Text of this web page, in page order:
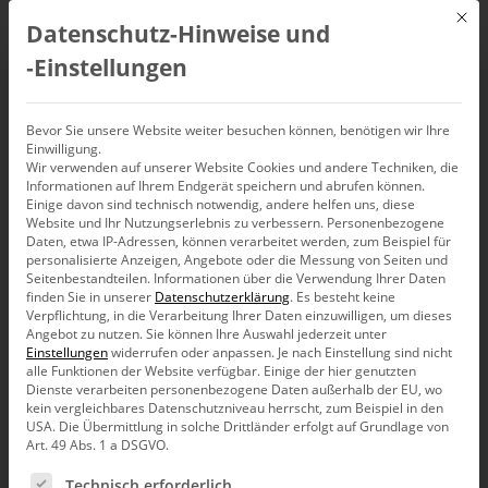
Webinar: DeltaMaster
ETL
15. April 2025, 10:00– 11:00Uhr
Mit
Datenschutz-Hinweise und
‑Einstellungen
Bevor Sie unsere Website weiter besuchen können, benötigen wir Ihre
Einwilligung.
Wir verwenden auf unserer Website Cookies und andere Techniken, die
Informationen auf Ihrem Endgerät speichern und abrufen können.
Einige davon sind technisch notwendig, andere helfen uns, diese
Website und Ihr Nutzungserlebnis zu verbessern. Personenbezogene
Daten, etwa IP-Adressen, können verarbeitet werden, zum Beispiel für
personalisierte Anzeigen, Angebote oder die Messung von Seiten und
Seitenbestandteilen. Informationen über die Verwendung Ihrer Daten
finden Sie in unserer Datenschutzerklärung. Es besteht keine
Verpflichtung, in die Verarbeitung Ihrer Daten einzuwilligen, um dieses
Angebot zu nutzen.Sie können Ihre Auswahl jederzeit unter
Einstellungenwiderrufen oder anpassen. Je nach Einstellung sind nicht
alle Funktionen der Website verfügbar. Einige der hier genutzten
Dienste verarbeiten personenbezogene Daten außerhalb der EU, wo
kein vergleichbares Datenschutzniveau herrscht, zum Beispiel in den
USA. Die Übermittlung in solche Drittländer erfolgt auf Grundlage von
Art. 49 Abs. 1 a DSGVO.
Es folgt eine Liste der Service-Gruppen, für die eine